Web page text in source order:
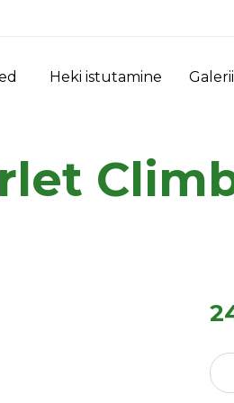
Heki istutamine Galerii